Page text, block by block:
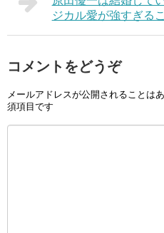
ジカル愛が強すぎる
コメントをどうぞ
メールアドレスが公開されることはあ
須項目です